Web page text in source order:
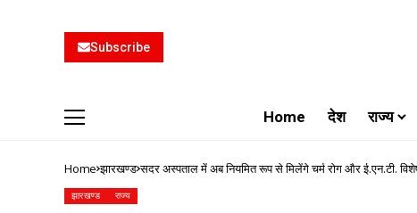
Subscribe
Home देश राज्य
Home झारखण्ड सदर अस्पताल में अब नियमित रूप से मिलेंगे चर्म रोग और ई.एन.टी.
झारखण्ड राज्य